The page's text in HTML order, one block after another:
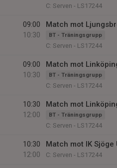
C: Serven - LS17244
09:00
10:30
Match mot
BT - Träningsgrupp
C: Serven - LS17244
09:00
10:30
Match mot
BT - Träningsgrupp
C: Serven - LS17244
10:30
12:00
Match mot
BT - Träningsgrupp
C: Serven - LS17244
10:30
12:00
Match mot IK Sjöge
C: Serven - LS17244